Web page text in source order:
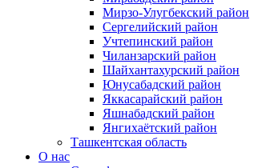
Мирзо-Улугбекский район
Сергелийский район
Учтепинский район
Чиланзарский район
Шайхантахурский район
Юнусабадский район
Яккасарайский район
Яшнабадский район
Янгихаётский район
Ташкентская область
О нас